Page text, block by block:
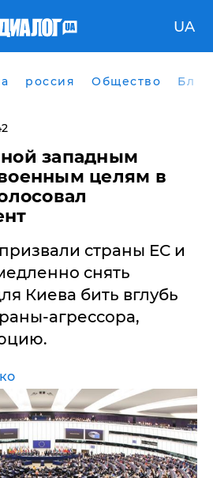
UA
россия Общество
западным
целям в
страны ЕС и
снять
Киева бить вглубь
агрессора,